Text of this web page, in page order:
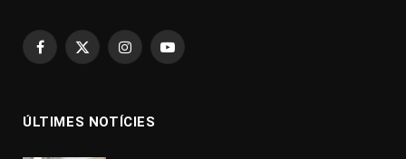
Facebook
X
InstagramYouTube
ÚLTIMES NOTÍCIES